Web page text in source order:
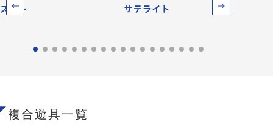
スター サテライト
複合遊具一覧